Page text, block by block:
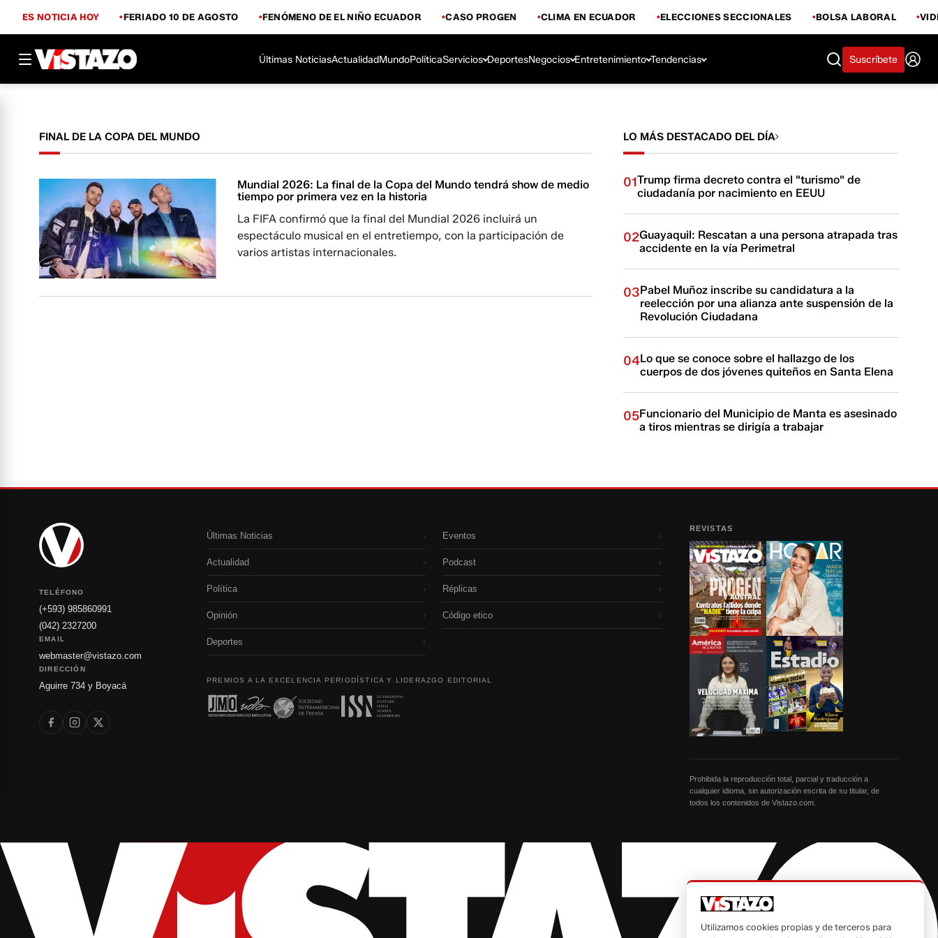
ES NOTICIA HOY FERIADO 10 DE AGOSTO FENÓMENO DE EL NIÑO ECUADOR CASO PROGEN CLIMA EN ECUADOR ELECCIONES SECCIONALES BOLSA LABORAL
Últimas NoticiasActualidadMundoPolíticaServicios DeportesNegocios Entretenimiento Tendencias Suscríbete
FINAL DE LA COPA DEL MUNDO
Mundial 2026: La final de la Copa del Mundo tendrá show de medio
tiempo por primera vez en la historia
La FIFA confirmó que la final del Mundial 2026 incluirá un
espectáculo musical en el entretiempo, con la participación de
varios artistas internacionales.
LO MÁS DESTACADO DEL DÍA
01Trump firma decreto contra el "turismo" de
ciudadanía por nacimiento en EEUU
02Guayaquil: Rescatan a una persona atrapada tras
accidente en la vía Perimetral
03Pabel Muñoz inscribe su candidatura a la
reelección por una alianza ante suspensión de la
Revolución Ciudadana
04Lo que se conoce sobre el hallazgo de los
cuerpos de dos jóvenes quiteños en Santa Elena
05Funcionario del Municipio de Manta es asesinado
a tiros mientras se dirigía a trabajar
TELÉFONO
(+593) 985860991
(042) 2327200
EMAIL
webmaster@vistazo.com
DIRECCIÓN
Aguirre 734 y Boyacá
Últimas Noticias ›
Actualidad ›
Política ›
Opinión ›
Deportes ›
Eventos ›
Podcast ›
Réplicas ›
Código etico ›
PREMIOS A LA EXCELENCIA PERIODÍSTICA Y LIDERAZGO EDITORIAL
REVISTAS
Prohibida la reproducción total, parcial y traducción a
cualquier idioma, sin autorización escrita de su titular, de
todos los contenidos de Vistazo.com.
Utilizamos cookies propias y de terceros para